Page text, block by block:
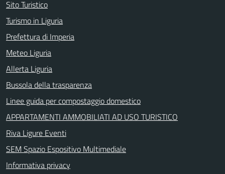
Sito Turistico
Turismo in Liguria
Prefettura di Imperia
Meteo Liguria
Allerta Liguria
Bussola della trasparenza
Linee guida per compostaggio domestico
APPARTAMENTI AMMOBILIATI AD USO TURISTICO
Riva Ligure Eventi
SEM Spazio Espositivo Multimediale
Informativa privacy